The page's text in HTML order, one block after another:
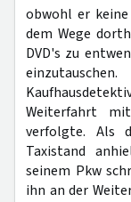
obwohl er keine
dem Wege
DVD's zu
Weiterfahrt
verfolgte. Als
Taxistand
seinem Pkw
ihn an der